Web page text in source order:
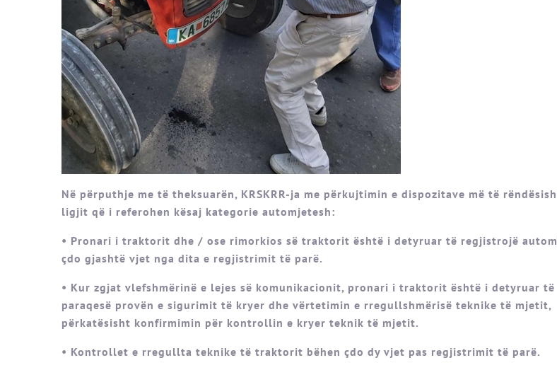
Në përputhje me të theksuarën, KRSKRR-ja me përkujtimin e dispozitave më të
ligjit që i referohen kësaj kategorie automjetesh:
• Pronari i traktorit dhe / ose rimorkios së traktorit është i detyruar të regjistrojë
çdo gjashtë vjet nga dita e regjistrimit të parë.
• Kur zgjat vlefshmërinë e lejes së komunikacionit, pronari i traktorit është i detyruar të
paraqesë provën e sigurimit të kryer dhe vërtetimin e rregullshmërisë teknike të mjetit,
përkatësisht konfirmimin për kontrollin e kryer teknik të mjetit.
• Kontrollet e rregullta teknike të traktorit bëhen çdo dy vjet pas regjistrimit të parë.